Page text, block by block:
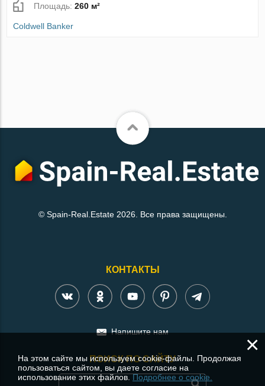
Площадь:260 м²
Coldwell Banker
© Spain-Real.Estate 2026. Все права защищены.
КОНТАКТЫ
Напишите нам
ПОИСК ПО САЙТУ
×
На этом сайте мы используем cookie-файлы. Продолжая
пользоваться сайтом, вы даете согласие на
использование этих файлов.Подробнее о cookie.